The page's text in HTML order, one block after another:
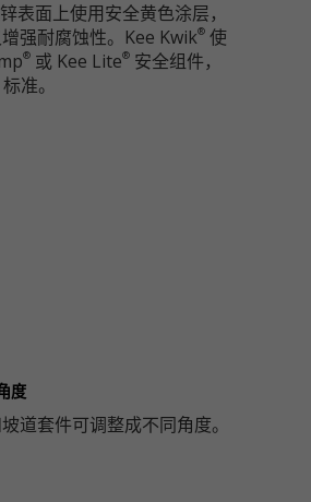
表面上使用安全黄色涂层，
强耐腐蚀性。Kee Kwik®使
®或 Kee Lite®安全组件，
准。
度
道套件可调整成不同角度。